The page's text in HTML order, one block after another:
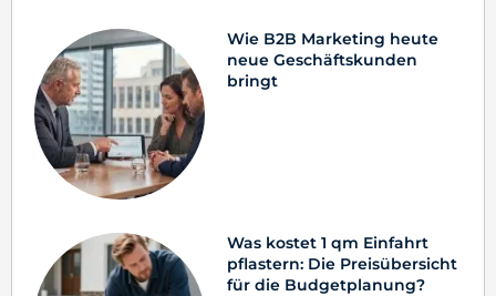
Wie B2B Marketing heute
neue Geschäftskunden
bringt
Was kostet 1 qm Einfahrt
pflastern: Die Preisübersicht
für die Budgetplanung?